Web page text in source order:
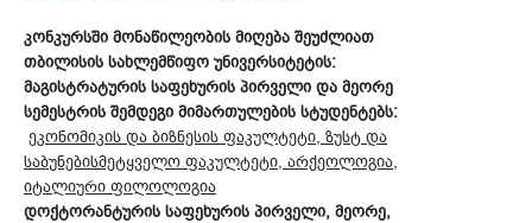
კონკურსში მონაწილეობის მიღება შეუძლიათ
თბილისის სახლემწიფო უნივერსიტეტის:
მაგისტრატურის საფეხურის პირველი და მეორე
სემესტრის შემდეგი მიმართულების სტუდენტებს:
ეკონომიკის და ბიზნესის ფაკულტეტი, ზუსტ და
საბუნებისმეტყველო ფაკულტეტი, არქეოლოგია,
იტალიური ფილოლოგია
დოქტორანტურის საფეხურის პირველი, მეორე,